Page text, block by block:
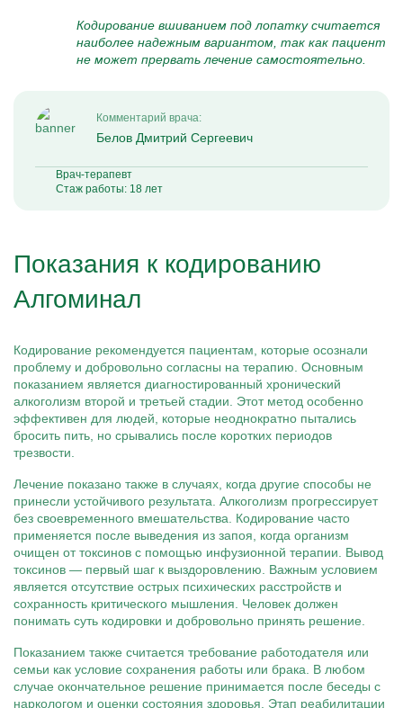
Кодирование вшиванием под лопатку считается
наиболее надежным вариантом, так как пациент
не может прервать лечение самостоятельно.
Комментарий врача:
Белов Дмитрий Сергеевич
Врач-терапевт
Стаж работы: 18 лет
Показания к кодированию
Алгоминал
Кодирование рекомендуется пациентам, которые осознали
проблему и добровольно согласны на терапию. Основным
показанием является диагностированный хронический
алкоголизм второй и третьей стадии. Этот метод особенно
эффективен для людей, которые неоднократно пытались
бросить пить, но срывались после коротких периодов
трезвости.
Лечение показано также в случаях, когда другие способы не
принесли устойчивого результата. Алкоголизм прогрессирует
без своевременного вмешательства. Кодирование часто
применяется после выведения из запоя, когда организм
очищен от токсинов с помощью инфузионной терапии. Вывод
токсинов — первый шаг к выздоровлению. Важным условием
является отсутствие острых психических расстройств и
сохранность критического мышления. Человек должен
понимать суть кодировки и добровольно принять решение.
Показанием также считается требование работодателя или
семьи как условие сохранения работы или брака. В любом
случае окончательное решение принимается после беседы с
наркологом и оценки состояния здоровья. Этап реабилитации